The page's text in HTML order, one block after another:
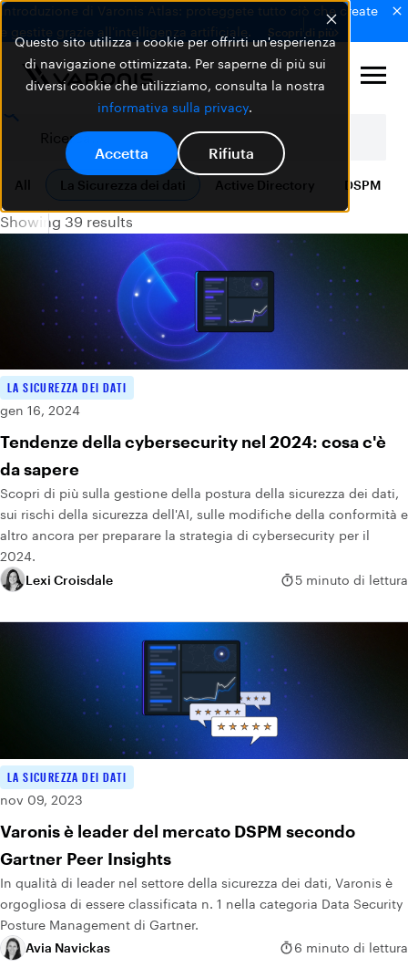
Questo sito utilizza i cookie per offrirti un'esperienza
di navigazione ottimizzata. Per saperne di più sui
diversi cookie che utilizziamo, consulta la nostra
informativa sulla privacy.
Accetta Rifiuta
Introduzione di Varonis Atlas: proteggete tutto ciò che create
e gestite grazie all'intelligenza artificiale.
Scopri di più
All La Sicurezza dei dati Active Directory DSPM
Showing 39 results
LA SICUREZZA DEI DATI
gen 16, 2024
Tendenze della cybersecurity nel 2024: cosa c'è
da sapere
Scopri di più sulla gestione della postura della sicurezza dei dati,
sui rischi della sicurezza dell'AI, sulle modifiche della conformità e
altro ancora per preparare la strategia di cybersecurity per il
2024.
Lexi Croisdale
5 minuto di lettura
LA SICUREZZA DEI DATI
nov 09, 2023
Varonis è leader del mercato DSPM secondo
Gartner Peer Insights
In qualità di leader nel settore della sicurezza dei dati, Varonis è
orgogliosa di essere classificata n. 1 nella categoria Data Security
Posture Management di Gartner.
Avia Navickas
6 minuto di lettura